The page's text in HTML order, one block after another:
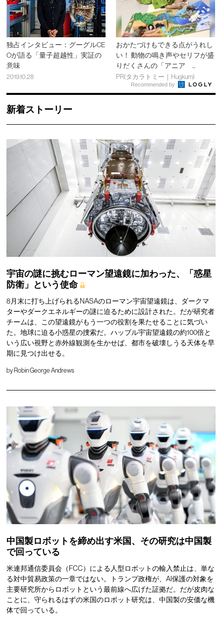
独占インタビュー：グーグルCE
Oが語る「量子超越性」実証の
意味
2019.10.28
おかたづけもできる点がうれし
い！ 動物の鳴き声やセリフが盛
りだくさんの「アニア ...
PR(タカラトミー｜Hugkum)
Recommended by
新着ストーリー
宇宙の謎に挑むローマン望遠鏡に加わった、「惑星
防衛」という使命
8月末に打ち上げられるNASAのローマン宇宙望遠鏡は、ダークマ
ターやダークエネルギーの謎に迫るために設計された。だが研究者
チームは、この望遠鏡がもう一つの役割を果たせることに気づい
た。地球に迫る小惑星の捜索だ。ハッブル宇宙望遠鏡の約100倍と
いう広い視野と赤外線観測を生かせば、都市を破壊しうる天体を早
期に見つけ出せる。
by Robin George Andrews
中国製ロボットを締め出す米国、その研究は中国製
で回っている
米連邦通信委員会（FCC）による人型ロボットの輸入禁止は、単な
る対中貿易政策の一章ではない。トランプ政権が、AI保護の対象を
主要研究所からロボットという最前線へ広げた証拠だ。だが皮肉な
ことに、守られるはずの米国のロボット研究は、中国製の安価な機
体で回っている。